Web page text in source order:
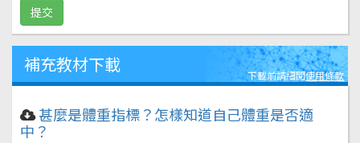
補充教材下載 下載前請細閱使用條款
甚麼是體重指標？怎樣知道自己體重是否適
中？